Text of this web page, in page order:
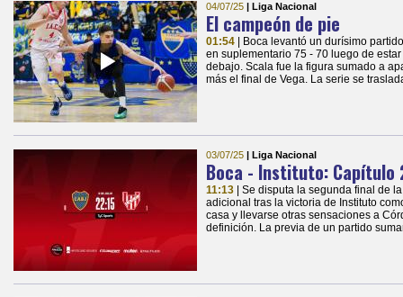
04/07/25 | Liga Nacional
El campeón de pie
01:54
| Boca levantó un durísimo
en suplementario 75 - 70 luego de
debajo. Scala fue la figura sumado a
más el final de Vega. La serie se
03/07/25 | Liga Nacional
Boca - Instituto: Capítulo
11:13
| Se disputa la segunda final de
adicional tras la victoria de Instituto
casa y llevarse otras sensaciones a
definición. La previa de un partido